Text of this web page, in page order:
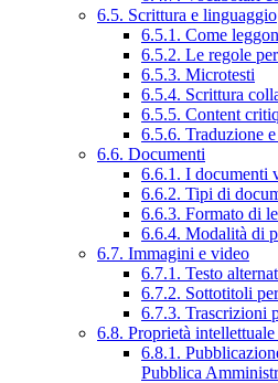
6.5. Scrittura e linguaggio
6.5.1. Come
6.5.2. Le regole
6.5.3. Microtesti
6.5.4. Scrittura
6.5.5. Content
6.5.6. Traduzione
6.6. Documenti
6.6.1. I documenti
6.6.2. Tipi di
6.6.3. Formato di
6.6.4. Modalità di
6.7. Immagini e video
6.7.1. Testo
6.7.2. Sottotitoli
6.7.3. Trascrizioni
6.8. Proprietà
6.8.1.
Pubblica